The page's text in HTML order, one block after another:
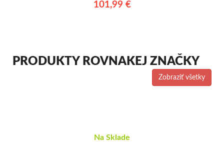
101,99 €
PRODUKTY ROVNAKEJ ZNAČKY
Zobraziť všetky
Na Sklade